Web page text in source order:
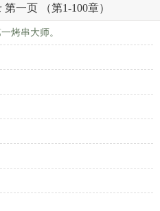
一页 （第1-100章）
烤串大师。